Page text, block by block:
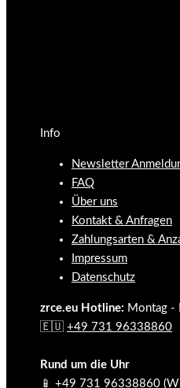
Info
Newsletter
FAQ
Über uns
Kontakt & Anfragen
Zahlungsarten &
Impressum
Datenschutz
zrce.eu Hotline: Montag -
🇪🇺 +49 731 96338860
Rund um die Uhr
📱 +49 731 96338860